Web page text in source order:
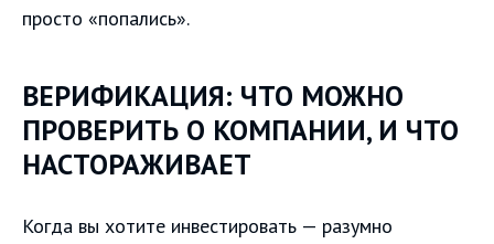
просто «попались».
ВЕРИФИКАЦИЯ: ЧТО МОЖНО
ПРОВЕРИТЬ О КОМПАНИИ, И ЧТО
НАСТОРАЖИВАЕТ
Когда вы хотите инвестировать — разумно